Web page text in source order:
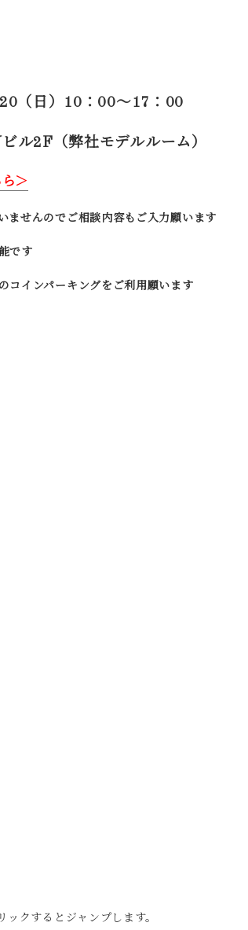
（日） 10：00～17：00
2F（弊社モデルルーム）
＞
ませんのでご相談内容もご入力願います
です
コインパーキングをご利用願います
クするとジャンプします。